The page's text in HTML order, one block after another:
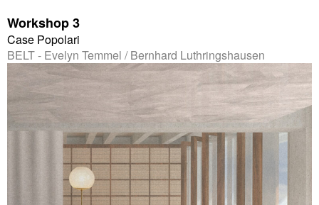
Workshop 3
Case Popolari
BELT - Evelyn Temmel / Bernhard Luthringshausen